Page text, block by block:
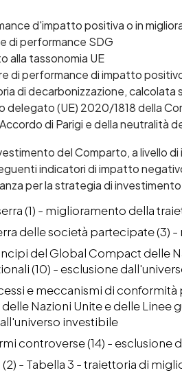
d'impatto positiva o in
di performance SDG
alla tassonomia UE
di performance di impatto
di decarbonizzazione,
delegato (UE) 2020/1818 della
di Parigi e della neutralità
del Comparto, a livello
indicatori di impatto
per la strategia di
(1) - miglioramento della
delle società partecipate (3)
del Global Compact delle
(10) - esclusione
e meccanismi di
Nazioni Unite e delle Linee
investibile
controverse (14) - esclusione
- Tabella 3 - traiettoria di